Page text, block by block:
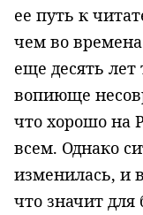
ее путь к
чем во
еще десять
вопиюще
что хорошо на
всем. Однако
изменилась, и
что значит